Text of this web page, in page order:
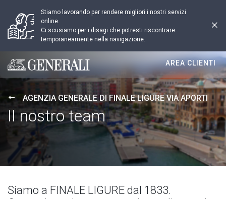
Stiamo lavorando per rendere migliori i nostri servizi
online.
Ci scusiamo per i disagi che potresti riscontrare
temporaneamente nella navigazione.
Generali logo
AREA CLIENTI
AGENZIA GENERALE DI FINALE LIGURE VIA APORTI
Il nostro team
Siamo a FINALE LIGURE dal 1833.